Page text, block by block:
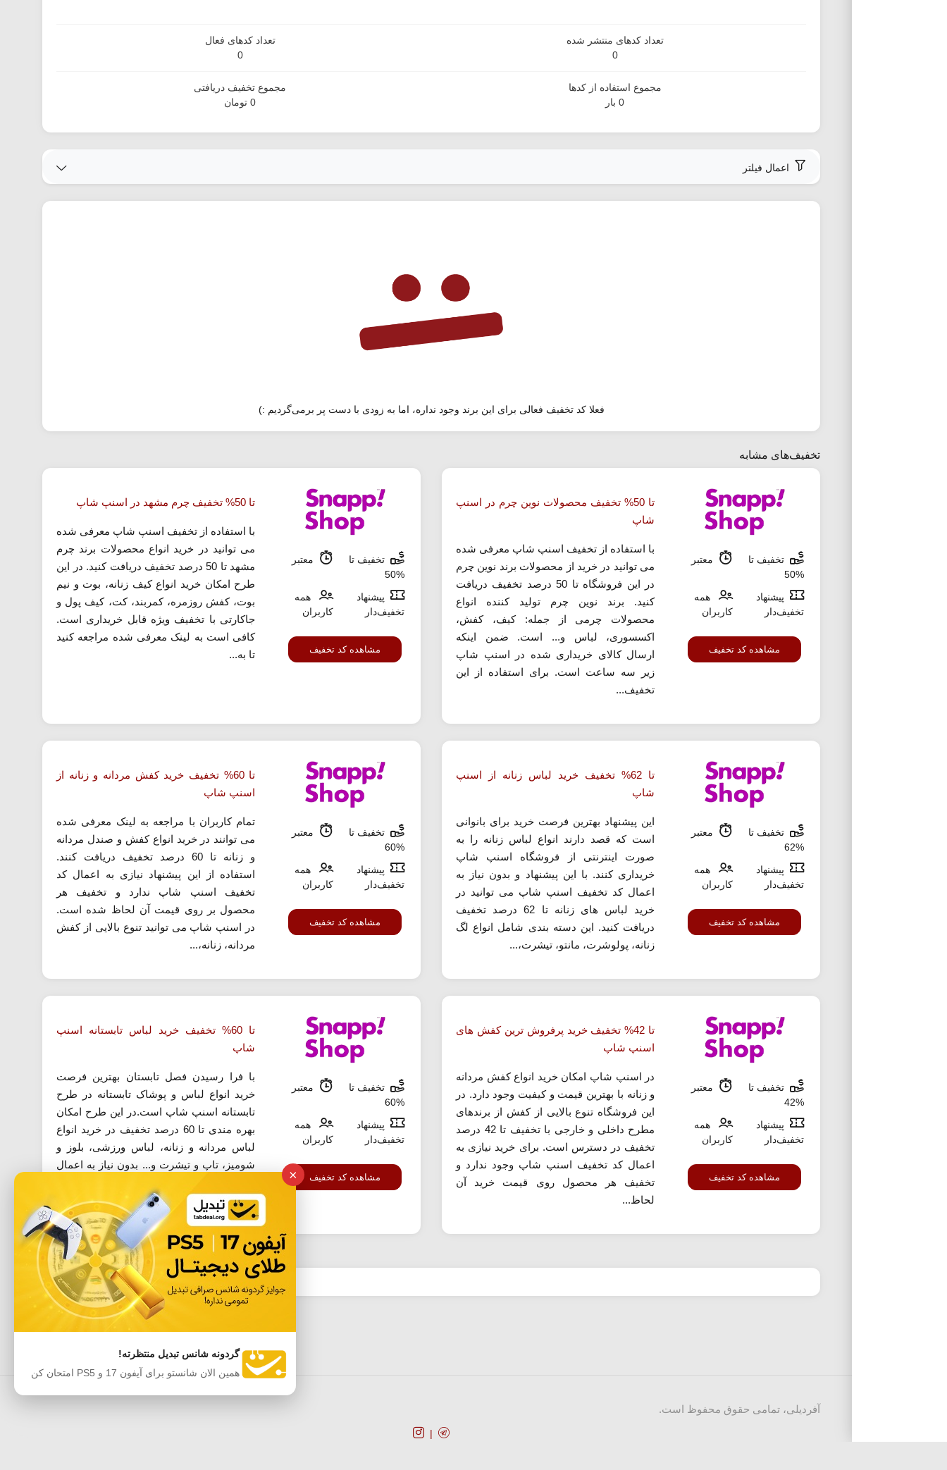
تعداد کدهای منتشر شده
0
تعداد کدهای فعال
0
مجموع استفاده از کدها
0 بار
مجموع تخفیف دریافتی
0 تومان
اعمال فیلتر
فعلا کد تخفیف فعالی برای این برند وجود نداره، اما به زودی با دست پر برمی‌گردیم :)
تخفیف‌های مشابه
تخفیف تا
%50
معتبر
پیشنهاد
تخفیف‌دار
همه
کاربران
مشاهده کد تخفیف
تا 50% تخفیف محصولات نوین چرم در اسنپ
شاپ
با استفاده از تخفیف اسنپ شاپ معرفی شده
می توانید در خرید از محصولات برند نوین چرم
در این فروشگاه تا 50 درصد تخفیف دریافت
کنید. برند نوین چرم تولید کننده انواع
محصولات چرمی از جمله: کیف، کفش،
اکسسوری، لباس و... است. ضمن اینکه
ارسال کالای خریداری شده در اسنپ شاپ
زیر سه ساعت است. برای استفاده از این
تخفیف...
تخفیف تا
%50
معتبر
پیشنهاد
تخفیف‌دار
همه
کاربران
مشاهده کد تخفیف
تا 50% تخفیف چرم مشهد در اسنپ شاپ
با استفاده از تخفیف اسنپ شاپ معرفی شده
می توانید در خرید انواع محصولات برند چرم
مشهد تا 50 درصد تخفیف دریافت کنید. در این
طرح امکان خرید انواع کیف زنانه، بوت و نیم
بوت، کفش روزمره، کمربند، کت، کیف پول و
جاکارتی با تخفیف ویژه قابل خریداری است.
کافی است به لینک معرفی شده مراجعه کنید
تا به...
تخفیف تا
%62
معتبر
پیشنهاد
تخفیف‌دار
همه
کاربران
مشاهده کد تخفیف
تا 62% تخفیف خرید لباس زنانه از اسنپ
شاپ
این پیشنهاد بهترین فرصت خرید برای بانوانی
است که قصد دارند انواع لباس زنانه را به
صورت اینترنتی از فروشگاه اسنپ شاپ
خریداری کنند. با این پیشنهاد و بدون نیاز به
اعمال کد تخفیف اسنپ شاپ می توانید در
خرید لباس های زنانه تا 62 درصد تخفیف
دریافت کنید. این دسته بندی شامل انواع لگ
زنانه، پولوشرت، مانتو، تیشرت،...
تخفیف تا
%60
معتبر
پیشنهاد
تخفیف‌دار
همه
کاربران
مشاهده کد تخفیف
تا 60% تخفیف خرید کفش مردانه و زنانه از
اسنپ شاپ
تمام کاربران با مراجعه به لینک معرفی شده
می توانند در خرید انواع کفش و صندل مردانه
و زنانه تا 60 درصد تخفیف دریافت کنند.
استفاده از این پیشنهاد نیازی به اعمال کد
تخفیف اسنپ شاپ ندارد و تخفیف هر
محصول بر روی قیمت آن لحاظ شده است.
در اسنپ شاپ می توانید تنوع بالایی از کفش
مردانه، زنانه،...
تخفیف تا
%42
معتبر
پیشنهاد
تخفیف‌دار
همه
کاربران
مشاهده کد تخفیف
تا 42% تخفیف خرید پرفروش ترین کفش های
اسنپ شاپ
در اسنپ شاپ امکان خرید انواع کفش مردانه
و زنانه با بهترین قیمت و کیفیت وجود دارد. در
این فروشگاه تنوع بالایی از کفش از برندهای
مطرح داخلی و خارجی با تخفیف تا 42 درصد
تخفیف در دسترس است. برای خرید نیازی به
اعمال کد تخفیف اسنپ شاپ وجود ندارد و
تخفیف هر محصول روی قیمت خرید آن
لحاظ...
تخفیف تا
%60
معتبر
پیشنهاد
تخفیف‌دار
همه
کاربران
مشاهده کد تخفیف
تا 60% تخفیف خرید لباس تابستانه اسنپ
شاپ
با فرا رسیدن فصل تابستان بهترین فرصت
خرید انواع لباس و پوشاک تابستانه در طرح
تابستانه اسنپ شاپ است.در این طرح امکان
بهره مندی تا 60 درصد تخفیف در خرید انواع
لباس مردانه و زنانه، لباس ورزشی، بلوز و
شومیز، تاپ و تیشرت و... بدون نیاز به اعمال
گزینه «استفاده از...
×
گردونه شانس تبدیل منتظرته!
همین الان شانستو برای آیفون 17 و PS5 امتحان کن
آفردیلی، تمامی حقوق محفوظ است.